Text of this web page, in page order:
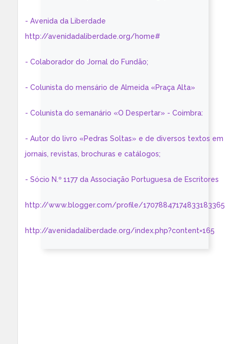
- Avenida da Liberdade
http://avenidadaliberdade.org/home#
- Colaborador do Jornal do Fundão;
- Colunista do mensário de Almeida «Praça Alta»
- Colunista do semanário «O Despertar» - Coimbra:
- Autor do livro «Pedras Soltas» e de diversos textos em
jornais, revistas, brochuras e catálogos;
- Sócio N.º 1177 da Associação Portuguesa de Escritores
http://www.blogger.com/profile/17078847174833183365
http://avenidadaliberdade.org/index.php?content=165